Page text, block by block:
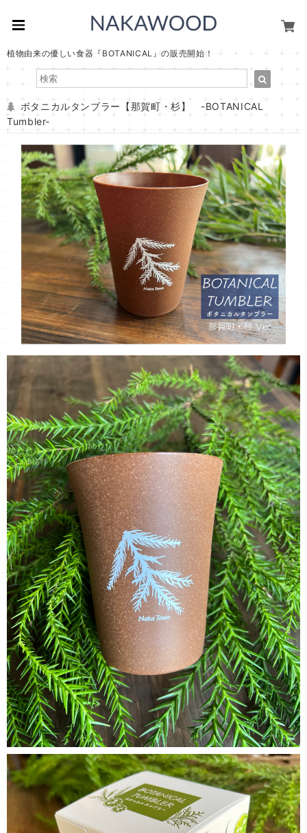
植物由来の優しい食器『BOTANICAL』の販売開始！
ボタニカルタンブラー【那賀町・杉】 -BOTANICAL
Tumbler-